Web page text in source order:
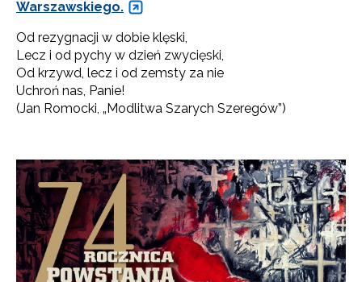
Warszawskiego.
Od rezygnacji w dobie klęski,
Lecz i od pychy w dzień zwycięski,
Od krzywd, lecz i od zemsty za nie
Uchroń nas, Panie!
(Jan Romocki, „Modlitwa Szarych Szeregów”)